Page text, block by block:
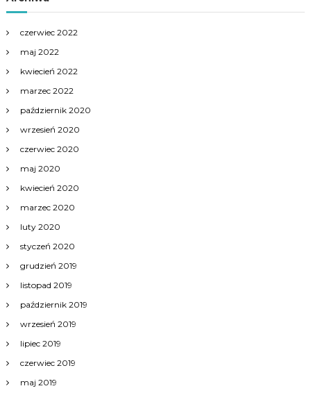
czerwiec 2022
maj 2022
kwiecień 2022
marzec 2022
październik 2020
wrzesień 2020
czerwiec 2020
maj 2020
kwiecień 2020
marzec 2020
luty 2020
styczeń 2020
grudzień 2019
listopad 2019
październik 2019
wrzesień 2019
lipiec 2019
czerwiec 2019
maj 2019